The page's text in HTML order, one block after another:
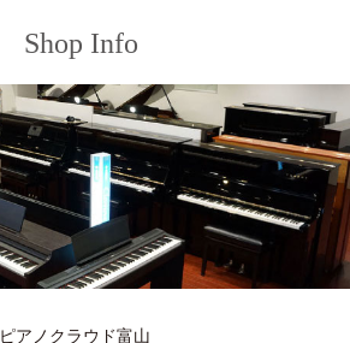
Shop Info
ピアノクラウド富山